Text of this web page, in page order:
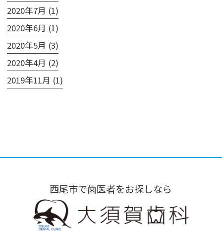
2020年7月 (1)
2020年6月 (1)
2020年5月 (3)
2020年4月 (2)
2019年11月 (1)
西尾市で歯医者をお探しなら